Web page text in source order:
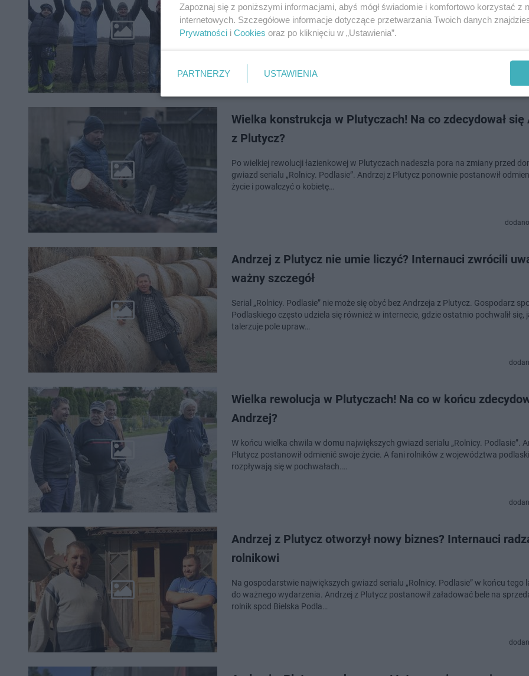
Wraz z początkiem 2023 roku rozpoczęła się emisja piątego sezonu serialu
Podlasie”. Głównymi bohaterami produkcji są Andrzej i Gienek z Plutycz oraz Emilia
Wielka konstrukcja w Plutyczach! Na co zdecydował się
z Plutycz?
Po wielkiej rewolucji łazienkowej w Plutyczach nadeszła pora na zmiany przed
gwiazd serialu „Rolnicy. Podlasie”. Andrzej z Plutycz ponownie postanowił
życie i powalczyć o kobietę…
Andrzej z Plutycz nie umie liczyć? Internauci zwrócili
ważny szczegół
Serial „Rolnicy. Podlasie” nie może się obyć bez Andrzeja z Plutycz. Gospodarz
Podlaskiego często udziela się również w internecie, gdzie ostatnio pochwalił się,
talerzuje pole upraw…
Wielka rewolucja w Plutyczach! Na co w końcu
Andrzej?
W końcu wielka chwila w domu największych gwiazd serialu „Rolnicy. Podlasie”.
Plutycz postanowił odmienić swoje życie. A fani rolników z województwa
rozpływają się w pochwałach.…
Andrzej z Plutycz otworzył nowy biznes? Internauci
rolnikowi
Na gospodarstwie największych gwiazd serialu „Rolnicy. Podlasie” w końcu tego
do ważnego wydarzenia. Andrzej z Plutycz postanowił załadować bele na
rolnik spod Bielska Podla…
Zapoznaj się z poniższymi informacjami, abyś mógł świadomie i komfortowo korzystać z
internetowych. Szczegółowe informacje dotyczące przetwarzania Twoich danych
Prywatności i Cookies oraz po kliknięciu w „Ustawienia”.
PARTNERZY USTAWIENIA